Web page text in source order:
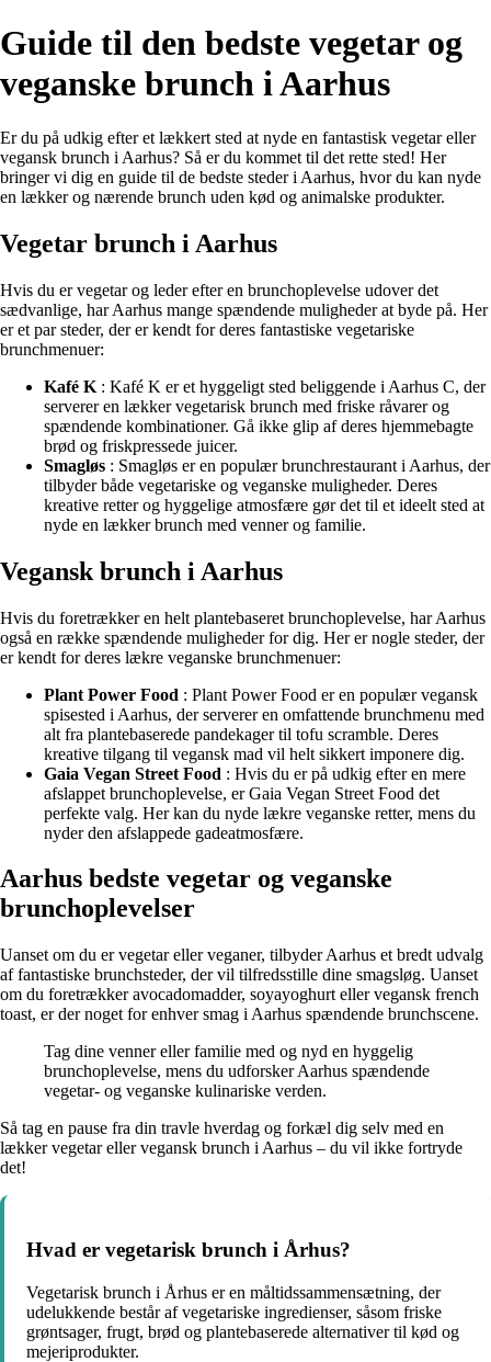
Guide til den bedste vegetar og
veganske brunch i Aarhus
Er du på udkig efter et lækkert sted at nyde en fantastisk vegetar eller
vegansk brunch i Aarhus? Så er du kommet til det rette sted! Her
bringer vi dig en guide til de bedste steder i Aarhus, hvor du kan nyde
en lækker og nærende brunch uden kød og animalske produkter.
Vegetar brunch i Aarhus
Hvis du er vegetar og leder efter en brunchoplevelse udover det
sædvanlige, har Aarhus mange spændende muligheder at byde på. Her
er et par steder, der er kendt for deres fantastiske vegetariske
brunchmenuer:
Kafé K : Kafé K er et hyggeligt sted beliggende i Aarhus C, der
serverer en lækker vegetarisk brunch med friske råvarer og
spændende kombinationer. Gå ikke glip af deres hjemmebagte
brød og friskpressede juicer.
Smagløs : Smagløs er en populær brunchrestaurant i Aarhus, der
tilbyder både vegetariske og veganske muligheder. Deres
kreative retter og hyggelige atmosfære gør det til et ideelt sted at
nyde en lækker brunch med venner og familie.
Vegansk brunch i Aarhus
Hvis du foretrækker en helt plantebaseret brunchoplevelse, har Aarhus
også en række spændende muligheder for dig. Her er nogle steder, der
er kendt for deres lækre veganske brunchmenuer:
Plant Power Food : Plant Power Food er en populær vegansk
spisested i Aarhus, der serverer en omfattende brunchmenu med
alt fra plantebaserede pandekager til tofu scramble. Deres
kreative tilgang til vegansk mad vil helt sikkert imponere dig.
Gaia Vegan Street Food : Hvis du er på udkig efter en mere
afslappet brunchoplevelse, er Gaia Vegan Street Food det
perfekte valg. Her kan du nyde lækre veganske retter, mens du
nyder den afslappede gadeatmosfære.
Aarhus bedste vegetar og veganske
brunchoplevelser
Uanset om du er vegetar eller veganer, tilbyder Aarhus et bredt udvalg
af fantastiske brunchsteder, der vil tilfredsstille dine smagsløg. Uanset
om du foretrækker avocadomadder, soyayoghurt eller vegansk french
toast, er der noget for enhver smag i Aarhus spændende brunchscene.
Tag dine venner eller familie med og nyd en hyggelig
brunchoplevelse, mens du udforsker Aarhus spændende
vegetar- og veganske kulinariske verden.
Så tag en pause fra din travle hverdag og forkæl dig selv med en
lækker vegetar eller vegansk brunch i Aarhus – du vil ikke fortryde
det!
Hvad er vegetarisk brunch i Århus?
Vegetarisk brunch i Århus er en måltidssammensætning, der
udelukkende består af vegetariske ingredienser, såsom friske
grøntsager, frugt, brød og plantebaserede alternativer til kød og
mejeriprodukter.